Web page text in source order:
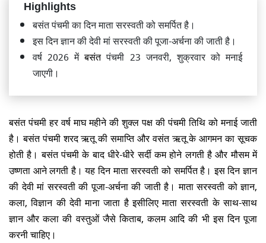
Highlights
बसंत पंचमी का दिन माता सरस्वती को समर्पित है।
इस दिन ज्ञान की देवी मां सरस्वती की पूजा-अर्चना की जाती है।
वर्ष 2026 मेंबसंतपंचमी 23 जनवरी, शुक्रवार को मनाई
जाएगी।
बसंत ​पंचमी हर वर्ष माघ महीने की शुक्ल पक्ष की पंचमी तिथि को मनाई जाती
है।बसंतपंचमी शरद ऋतू की समाप्ति और वसंत ऋतू के आगमन का सूचक
होती है।बसंतपंचमी के बाद धीरे-धीरे सर्दी कम होने लगती है और मौसम में
उष्णता आने लगती है।यहदिन माता सरस्वती को समर्पित है। इस दिन ज्ञान
की देवी मां​ सरस्वती की पूजा-अर्चना की जाती है। माता सरस्वती को ज्ञान,
कला, विज्ञान की देवी माना जाता है इसीलिए माता सरस्वती के साथ-साथ
ज्ञान और कला की वस्तुओं जैसे किताब, कलम आदि की भी इस दिन पूजा
करनी चाहिए।